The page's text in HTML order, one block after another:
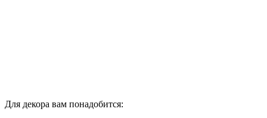
Для декора вам понадобится: